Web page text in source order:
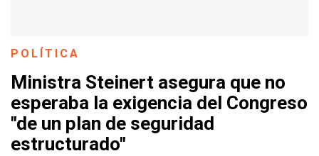
POLÍTICA
Ministra Steinert asegura que no
esperaba la exigencia del Congreso
"de un plan de seguridad
estructurado"